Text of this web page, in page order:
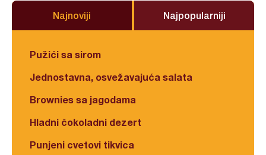
Najnoviji Najpopularniji
Pužići sa sirom
Jednostavna, osvežavajuća salata
Brownies sa jagodama
Hladni čokoladni dezert
Punjeni cvetovi tikvica